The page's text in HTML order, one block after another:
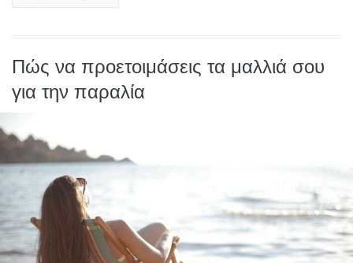
Πώς να προετοιμάσεις τα μαλλιά σου
για την παραλία